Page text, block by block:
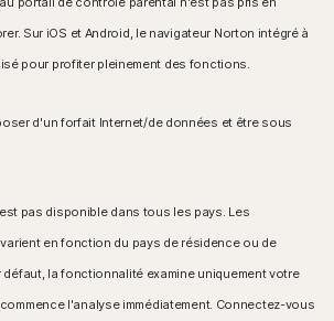
Sur iOS et Android, le navigateur Norton intégré à
pour profiter pleinement des fonctions.
d'un forfait Internet/de données et être sous
pas disponible dans tous les pays. Les
en fonction du pays de résidence ou de
la fonctionnalité examine uniquement votre
l'analyse immédiatement. Connectez-vous